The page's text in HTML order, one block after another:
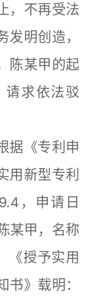
，不再受法
明创造，
陈某甲的起
请求依法驳
《专利申
用新型专利
，申请日
某甲，名称
《授予实用
》载明：